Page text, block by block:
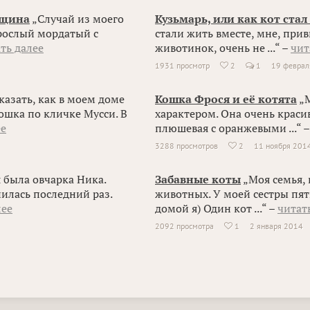
„Случай из моего
мордатый с
далее
Кузьмарь, или как кот
стали жить вместе, мне,
животинок, очень не ...“ –
1931 просмотр  2 1 19
как в моем доме
по кличке Мусси. В
Кошка Фрося и её котята
характером. Она очень
плюшевая с оранжевыми ...“
3288 просмотров  2 11 ноября
овчарка Ника.
последний раз.
Забавные коты „Моя семья,
животных. У моей сестры
домой я) Один кот ...“ –
2092 просмотра  1 2 января 2014